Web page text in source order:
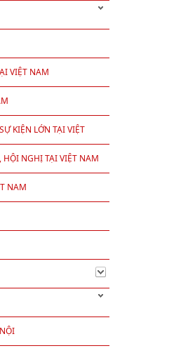
VIỆT NAM
KIỆN LỚN TẠI VIỆT
HỘI NGHỊ TẠI VIỆT NAM
NAM